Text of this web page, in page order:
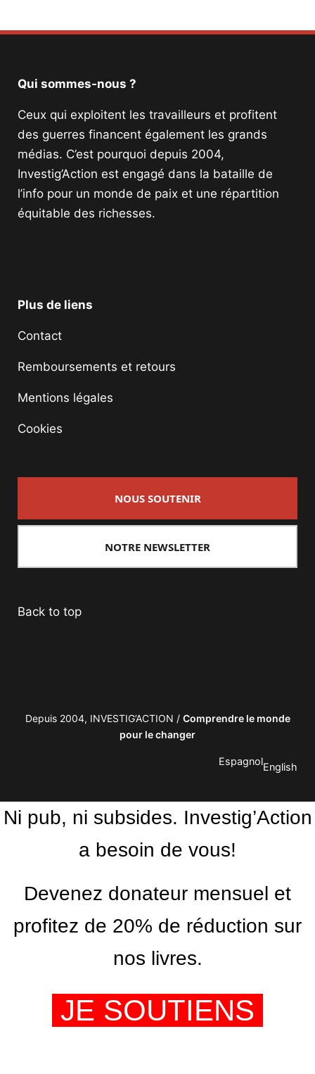
Qui sommes-nous ?
Ceux qui exploitent les travailleurs et profitent
des guerres financent également les grands
médias. C’est pourquoi depuis 2004,
Investig’Action est engagé dans la bataille de
l’info pour un monde de paix et une répartition
équitable des richesses.
Plus de liens
Contact
Remboursements et retours
Mentions légales
Cookies
NOUS SOUTENIR
NOTRE NEWSLETTER
Back to top
Depuis 2004, INVESTIG’ACTION / Comprendre le monde
pour le changer
EspagnolEnglish
Ni pub, ni subsides. Investig’Action
a besoin de vous!
Devenez donateur mensuel et
profitez de 20% de réduction sur
nos livres.
JE SOUTIENS